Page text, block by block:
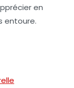
en
entoure.